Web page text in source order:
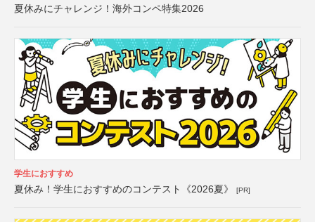
夏休みにチャレンジ！海外コンペ特集2026
学生におすすめ
夏休み！学生におすすめのコンテスト《2026夏》 [PR]